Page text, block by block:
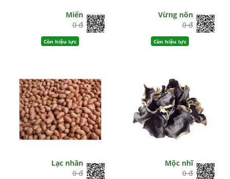
Miến
0 đ
Còn hiệu lực
Vừng nõn
0 đ
Còn hiệu lực
Lạc nhân
0 đ
Mộc nhĩ
0 đ